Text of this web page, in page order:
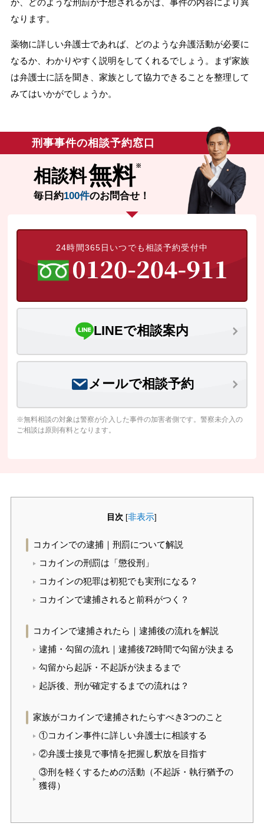
解決実績
無料相談の口コミ評判
刑事事件について 知りたい方
刑事事件データベース
なります。
薬物に詳しい弁護士であれば、どのような弁護活動が必要に
なるか、わかりやすく説明をしてくれるでしょう。まず家族
は弁護士に話を聞き、家族として協力できることを整理して
みてはいかがでしょうか。
刑事事件の相談予約窓口
相談料無料
毎日約100件のお問合せ！
24時間365日いつでも相談予約受付中
LINEで相談案内
メールで相談予約
※無料相談の対象は警察が介入した事件の加害者側です。警察未介入の
ご相談は原則有料となります。
目次 [非表示]
コカインでの逮捕｜刑罰について解説
コカインの刑罰は「懲役刑」
コカインの犯罪は初犯でも実刑になる？
コカインで逮捕されると前科がつく？
コカインで逮捕されたら｜逮捕後の流れを解説
逮捕・勾留の流れ｜逮捕後72時間で勾留が決まる
勾留から起訴・不起訴が決まるまで
起訴後、刑が確定するまでの流れは？
家族がコカインで逮捕されたらすべき3つのこと
①コカイン事件に詳しい弁護士に相談する
②弁護士接見で事情を把握し釈放を目指す
③刑を軽くするための活動（不起訴・執行猶予の
獲得）